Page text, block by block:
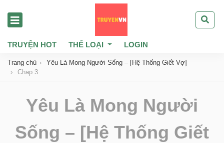
TRUYỆN HOT THỂ LOẠI LOGIN
Trang chủ
Yêu Là Mong Người Sống – [Hệ Thống Giết Vợ]
Chap 3
Yêu Là Mong Người
Sống – [Hệ Thống Giết